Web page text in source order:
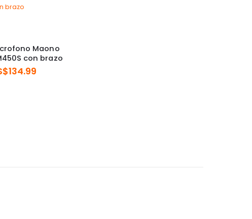
Maono
con brazo
134.99